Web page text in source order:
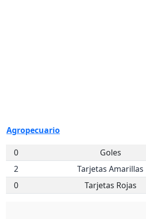
Agropecuario
0 Goles
2
Tarjetas Amarillas
0
Tarjetas Rojas